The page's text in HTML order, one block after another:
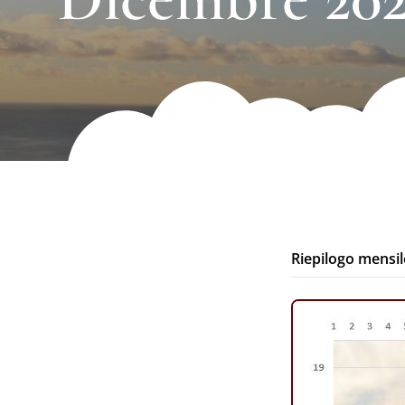
Riepilogo